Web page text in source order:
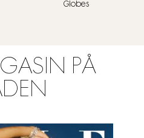
Globes
PÅ